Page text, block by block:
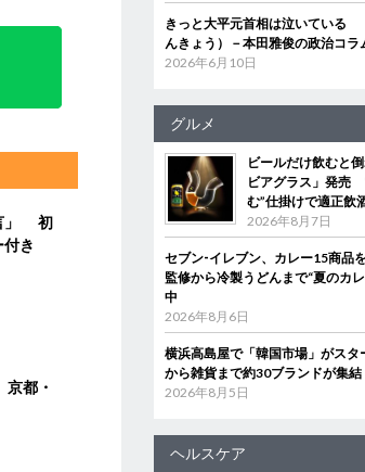
」 初
き
都・
きっと大平元首相は泣いている
んきょう）－本田雅俊の政治コラ
2026年6月10日
グルメ
ビールだけ飲むと
ビアグラス」発売
む”仕掛けで適正飲
2026年8月7日
セブン‐イレブン、カレー15商
監修から冷製うどんまで“夏のカ
中
2026年8月6日
横浜高島屋で「韓国市場」がス
から雑貨まで約30ブランドが集結
2026年8月5日
ヘルスケア